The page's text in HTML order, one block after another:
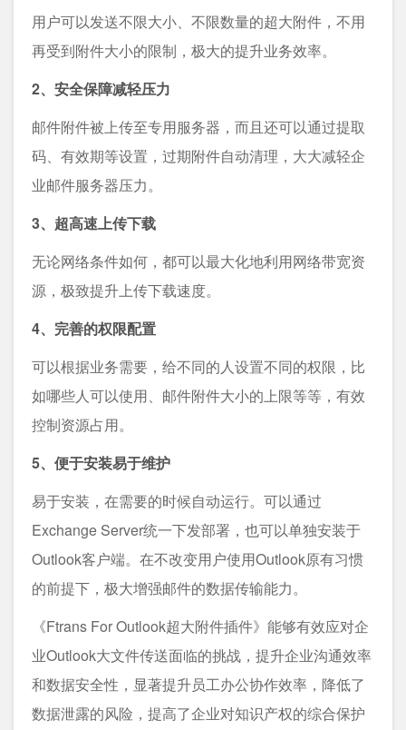
用户可以发送不限大小、不限数量的超大附件，不用
再受到附件大小的限制，极大的提升业务效率。
2、安全保障减轻压力
邮件附件被上传至专用服务器，而且还可以通过提取
码、有效期等设置，过期附件自动清理，大大减轻企
业邮件服务器压力。
3、超高速上传下载
无论网络条件如何，都可以最大化地利用网络带宽资
源，极致提升上传下载速度。
4、完善的权限配置
可以根据业务需要，给不同的人设置不同的权限，比
如哪些人可以使用、邮件附件大小的上限等等，有效
控制资源占用。
5、便于安装易于维护
易于安装，在需要的时候自动运行。可以通过
Exchange Server统一下发部署，也可以单独安装于
Outlook客户端。在不改变用户使用Outlook原有习惯
的前提下，极大增强邮件的数据传输能力。
《Ftrans For Outlook超大附件插件》能够有效应对企
业Outlook大文件传送面临的挑战，提升企业沟通效率
和数据安全性，显著提升员工办公协作效率，降低了
数据泄露的风险，提高了企业对知识产权的综合保护